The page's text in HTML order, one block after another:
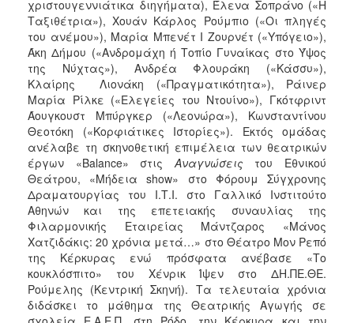
χριστουγεννιάτικα διηγήματα), Έλενα Σοπράνο («Η
Ταξιθέτρια»), Χουάν Κάρλος Ρούμπιο («Οι πληγές
του ανέμου»), Μαρία Μπενέτ Ι Ζουρνέτ («Υπόγειο»),
Άκη Δήμου («Ανδρομάχη ή Τοπίο Γυναίκας στο Ύψος
της Νύχτας»), Ανδρέα Φλουράκη («Κάσσυ»),
Κλαίρης Λιονάκη («Πραγματικότητα»), Ράινερ
Μαρία Ρίλκε («Ελεγείες του Ντουίνο»), Γκότφριντ
Άουγκουστ Μπύργκερ («Λεονώρα»), Κωνσταντίνου
Θεοτόκη («Κορφιάτικες Ιστορίες»). Εκτός ομάδας
ανέλαβε τη σκηνοθετική επιμέλεια των θεατρικών
έργων «Balance» στις Αναγνώσεις του Εθνικού
Θεάτρου, «Μήδεια show» στο Φόρουμ Σύγχρονης
Δραματουργίας του Ι.Τ.Ι. στο Γαλλικό Ινστιτούτο
Αθηνών και της επετειακής συναυλίας της
Φιλαρμονικής Εταιρείας Μάντζαρος «Μάνος
Χατζιδάκις: 20 χρόνια μετά…» στο Θέατρο Μον Ρεπό
της Κέρκυρας ενώ πρόσφατα ανέβασε «Το
κουκλόσπιτο» του Χένρικ Ίψεν στο ΔΗ.ΠΕ.ΘΕ.
Ρούμελης (Κεντρική Σκηνή). Τα τελευταία χρόνια
διδάσκει το μάθημα της Θεατρικής Αγωγής σε